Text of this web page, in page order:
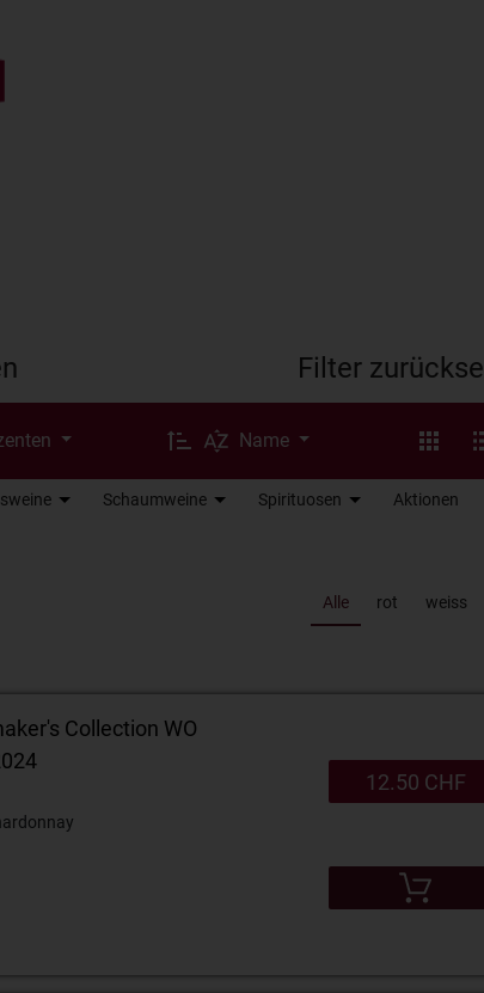
Filter
Name
Schaumweine Spirituosen Aktionen
Alle rot
weiss
Collection WO
12.50 CHF